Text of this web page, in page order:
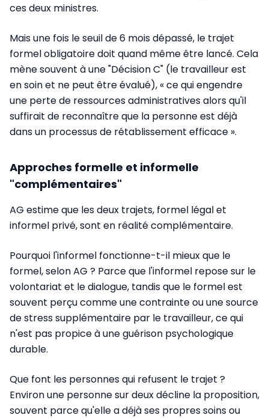
ces deux ministres.
Mais une fois le seuil de 6 mois dépassé, le trajet
formel obligatoire doit quand même être lancé. Cela
mène souvent à une "Décision C" (le travailleur est
en soin et ne peut être évalué), « ce qui engendre
une perte de ressources administratives alors qu'il
suffirait de reconnaître que la personne est déjà
dans un processus de rétablissement efficace ».
Approches formelle et informelle
"complémentaires"
AG estime que les deux trajets, formel légal et
informel privé, sont en réalité complémentaire.
Pourquoi l'informel fonctionne-t-il mieux que le
formel, selon AG ? Parce que l'informel repose sur le
volontariat et le dialogue, tandis que le formel est
souvent perçu comme une contrainte ou une source
de stress supplémentaire par le travailleur, ce qui
n'est pas propice à une guérison psychologique
durable.
Que font les personnes qui refusent le trajet ?
Environ une personne sur deux décline la proposition,
souvent parce qu'elle a déjà ses propres soins ou